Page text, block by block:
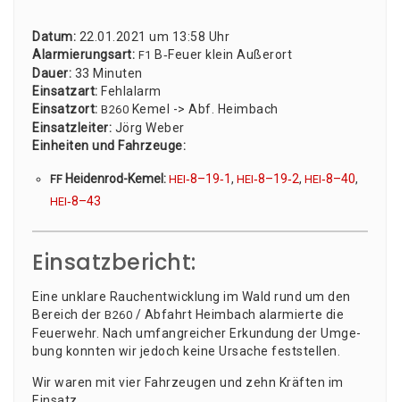
Datum: 22.01.2021 um 13:58 Uhr
Alar­mie­rungs­art: F1 B‑Feuer klein Außer­ort
Dau­er: 33 Minu­ten
Ein­satz­art: Fehl­alarm
Ein­satz­ort: B260 Kemel -> Abf. Heim­bach
Ein­satz­lei­ter: Jörg Weber
Ein­hei­ten und Fahr­zeu­ge:
FF Hei­den­rod-Kemel: HEI‑8–19‑1, HEI‑8–19‑2, HEI‑8–40,
HEI‑8–43
Einsatzbericht:
Eine unkla­re Rauch­ent­wick­lung im Wald rund um den
Bereich der B260 / Abfahrt Heim­bach alar­mier­te die
Feu­er­wehr. Nach umfang­rei­cher Erkun­dung der Umge­
bung konn­ten wir jedoch kei­ne Ursa­che feststellen.
Wir waren mit vier Fahr­zeu­gen und zehn Kräf­ten im